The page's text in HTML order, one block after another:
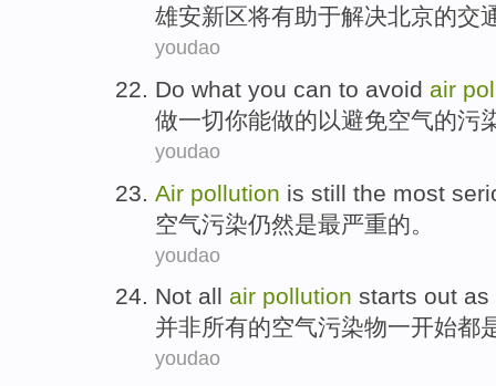
雄安新区将有助于解决北京的交
youdao
Do what you can to avoid air
做一切你能做的以避免空气的污
youdao
Air pollution is still the most
空气污染仍然是最严重的。
youdao
Not all air pollution starts out as
并非所有的空气污染物一开始都
youdao